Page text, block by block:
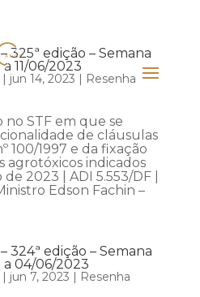
325ª edição – Semana
11/06/2023
jun 14, 2023 | Resenha
STF em que se
de cláusulas
100/1997 e da fixação
agrotóxicos indicados
2023 | ADI 5.553/DF |
Edson Fachin –
324ª edição – Semana
a 04/06/2023
jun 7, 2023 | Resenha